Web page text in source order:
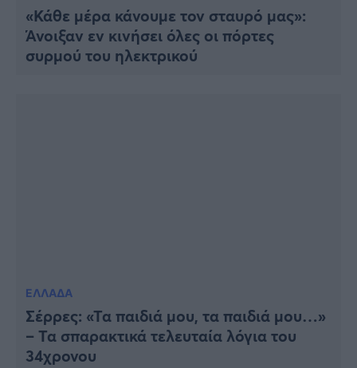
«Κάθε μέρα κάνουμε τον σταυρό μας»:
Άνοιξαν εν κινήσει όλες οι πόρτες
συρμού του ηλεκτρικού
ΕΛΛΑΔΑ
Σέρρες: «Τα παιδιά μου, τα παιδιά μου…»
– Τα σπαρακτικά τελευταία λόγια του
34χρονου